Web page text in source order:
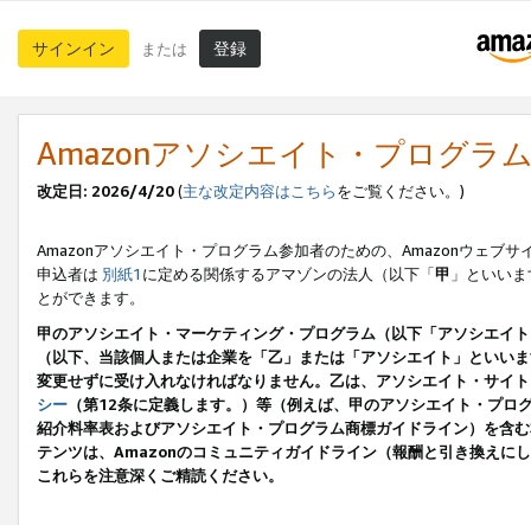
サインイン または 登録
Amazonアソシエイト・プログラ
改定日: 2026/4/20(主な改定内容はこちらをご覧ください。)
Amazonアソシエイト・プログラム参加者のための、Amazonウェブサ
申込者は 別紙1 に定める関係するアマゾンの法人（以下「甲 」といい
とができます。
甲のアソシエイト・マーケティング・プログラム（以下「アソシエイ
（以下、当該個人または企業を「乙」または「アソシエイト」とい
変更せずに受け入れなければなりません。乙は、アソシエイト・サイ
シー （第12条に定義します。）等（例えば、甲のアソシエイト・プ
紹介料率表およびアソシエイト・プログラム商標ガイドライン）を
テンツは、Amazonのコミュニティガイドライン（報酬と引き換えに
これらを注意深くご精読ください。